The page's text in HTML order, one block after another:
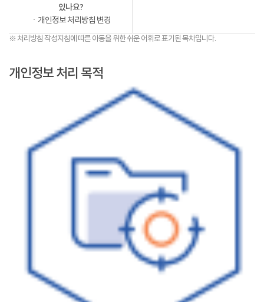
있나요?
ㆍ개인정보 처리방침 변경
※ 처리방침 작성지침에 따른 아동을 위한 쉬운 어휘로 표기된 목차입니다.
개인정보 처리 목적